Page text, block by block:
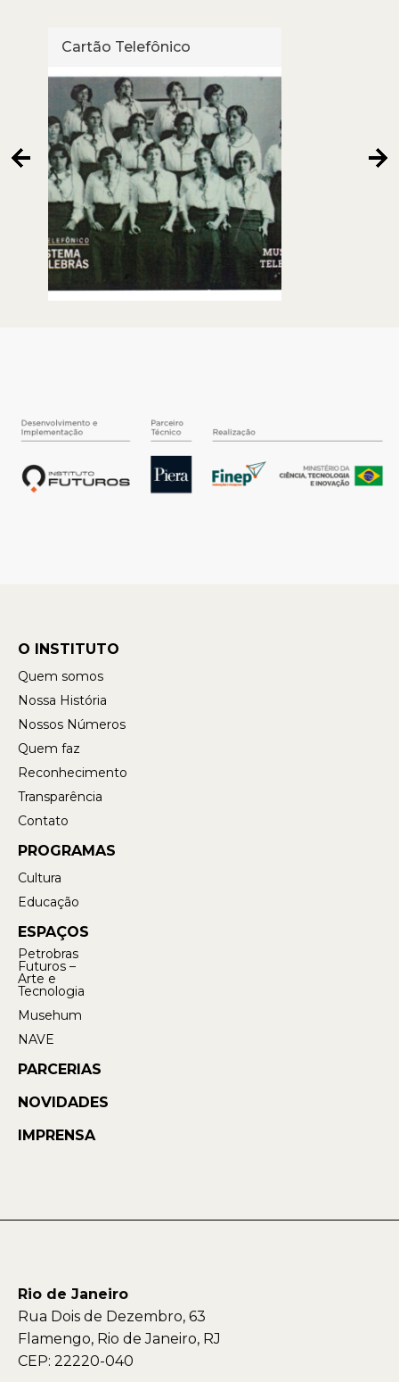
Cartão Telefônico
O INSTITUTO
Quem somos
Nossa História
Nossos Números
Quem faz
Reconhecimento
Transparência
Contato
PROGRAMAS
Cultura
Educação
ESPAÇOS
Petrobras
Futuros –
Arte e
Tecnologia
Musehum
NAVE
PARCERIAS
NOVIDADES
IMPRENSA
Rio de Janeiro
Rua Dois de Dezembro, 63
Flamengo, Rio de Janeiro, RJ
CEP: 22220-040